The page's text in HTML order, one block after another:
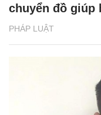
PHÁP LUẬT
chuyển đồ giúp